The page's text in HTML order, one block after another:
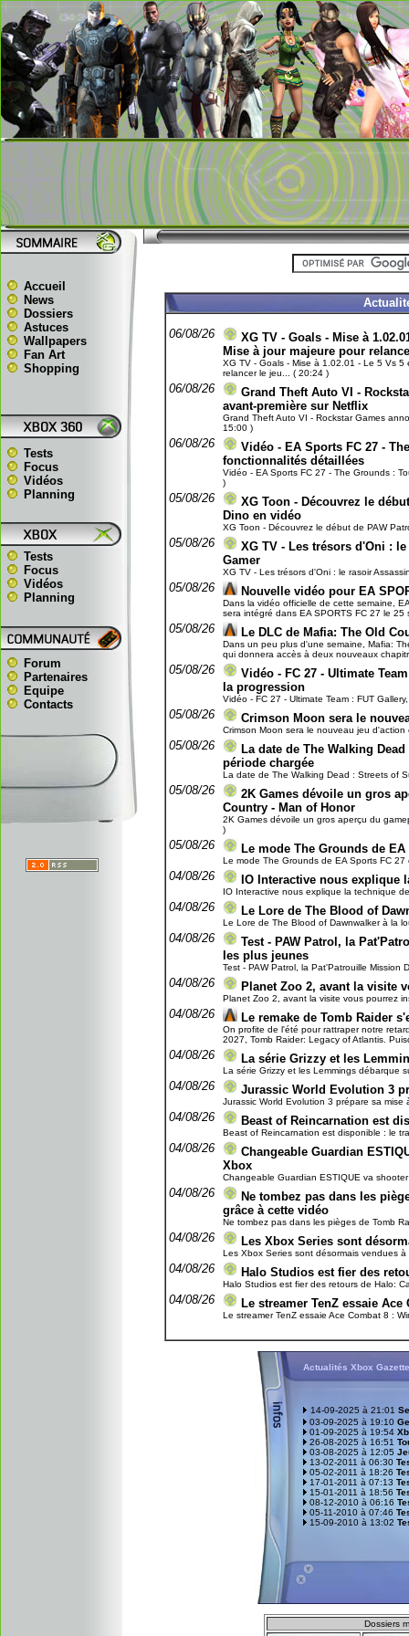
Accueil
News
Dossiers
Astuces
Wallpapers
Fan Art
Shopping
Tests
Focus
Vidéos
Planning
Tests
Focus
Vidéos
Planning
Forum
Partenaires
Equipe
Contacts
06/08/26
XG TV - Goals - Mise à
Mise à jour majeure pour
XG TV - Goals - Mise à 1.02.01 - Le 5 Vs
relancer le jeu... ( 20:24 )
06/08/26
Grand Theft Auto VI -
avant-première sur Netflix
Grand Theft Auto VI - Rockstar Games
15:00 )
06/08/26
Vidéo - EA Sports FC 27 -
fonctionnalités détaillées
Vidéo - EA Sports FC 27 - The Grounds :
)
05/08/26
XG Toon - Découvrez le
Dino en vidéo
XG Toon - Découvrez le début de PAW
05/08/26
XG TV - Les trésors d'Oni :
Gamer
XG TV - Les trésors d'Oni : le rasoir
05/08/26 Nouvelle vidéo pour EA
Dans la vidéo officielle de cette semaine,
sera intégré dans EA SPORTS FC 27 le
05/08/26 Le DLC de Mafia: The Old
Dans un peu plus d'une semaine, Mafia:
qui donnera accès à deux nouveaux
05/08/26
Vidéo - FC 27 - Ultimate
la progression
Vidéo - FC 27 - Ultimate Team : FUT
05/08/26 Crimson Moon sera le
Crimson Moon sera le nouveau jeu
05/08/26
La date de The Walking
période chargée
La date de The Walking Dead : Streets of
05/08/26
2K Games dévoile un gros
Country - Man of Honor
2K Games dévoile un gros aperçu du
)
05/08/26 Le mode The Grounds de
Le mode The Grounds de EA Sports FC
04/08/26 IO Interactive nous explique
IO Interactive nous explique la technique
04/08/26 Le Lore de The Blood of
Le Lore de The Blood of Dawnwalker à la
04/08/26
Test - PAW Patrol, la
les plus jeunes
Test - PAW Patrol, la Pat'Patrouille
04/08/26 Planet Zoo 2, avant la visite
Planet Zoo 2, avant la visite vous pourrez
04/08/26 Le remake de Tomb Raider
On profite de l'été pour rattraper notre
2027, Tomb Raider: Legacy of Atlantis.
04/08/26 La série Grizzy et les
La série Grizzy et les Lemmings débarque
04/08/26 Jurassic World Evolution 3
Jurassic World Evolution 3 prépare sa
04/08/26 Beast of Reincarnation est
Beast of Reincarnation est disponible : le
04/08/26
Changeable Guardian
Xbox
Changeable Guardian ESTIQUE va
04/08/26
Ne tombez pas dans les
grâce à cette vidéo
Ne tombez pas dans les pièges de Tomb
04/08/26 Les Xbox Series sont
Les Xbox Series sont désormais vendues
04/08/26 Halo Studios est fier des
Halo Studios est fier des retours de Halo:
04/08/26 Le streamer TenZ essaie
Le streamer TenZ essaie Ace Combat 8 :
Actualités Xbox Gazette
14-09-2025 à 21:01
03-09-2025 à 19:10
01-09-2025 à 19:54
26-08-2025 à 16:51
03-08-2025 à 12:05
13-02-2011 à 06:30
05-02-2011 à 18:26
17-01-2011 à 07:13
15-01-2011 à 18:56
08-12-2010 à 06:16
05-11-2010 à 07:46
15-09-2010 à 13:02
Dossiers